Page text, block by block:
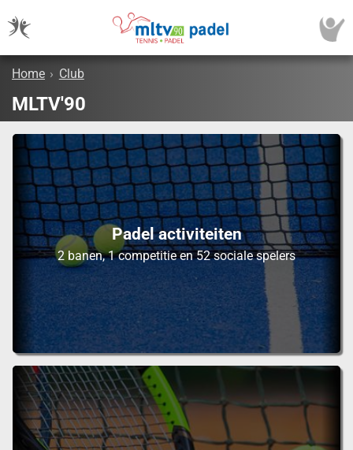
Home › Club
MLTV'90
Padel activiteiten
2 banen, 1 competitie en 52 sociale spelers